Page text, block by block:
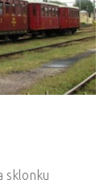
sklonku